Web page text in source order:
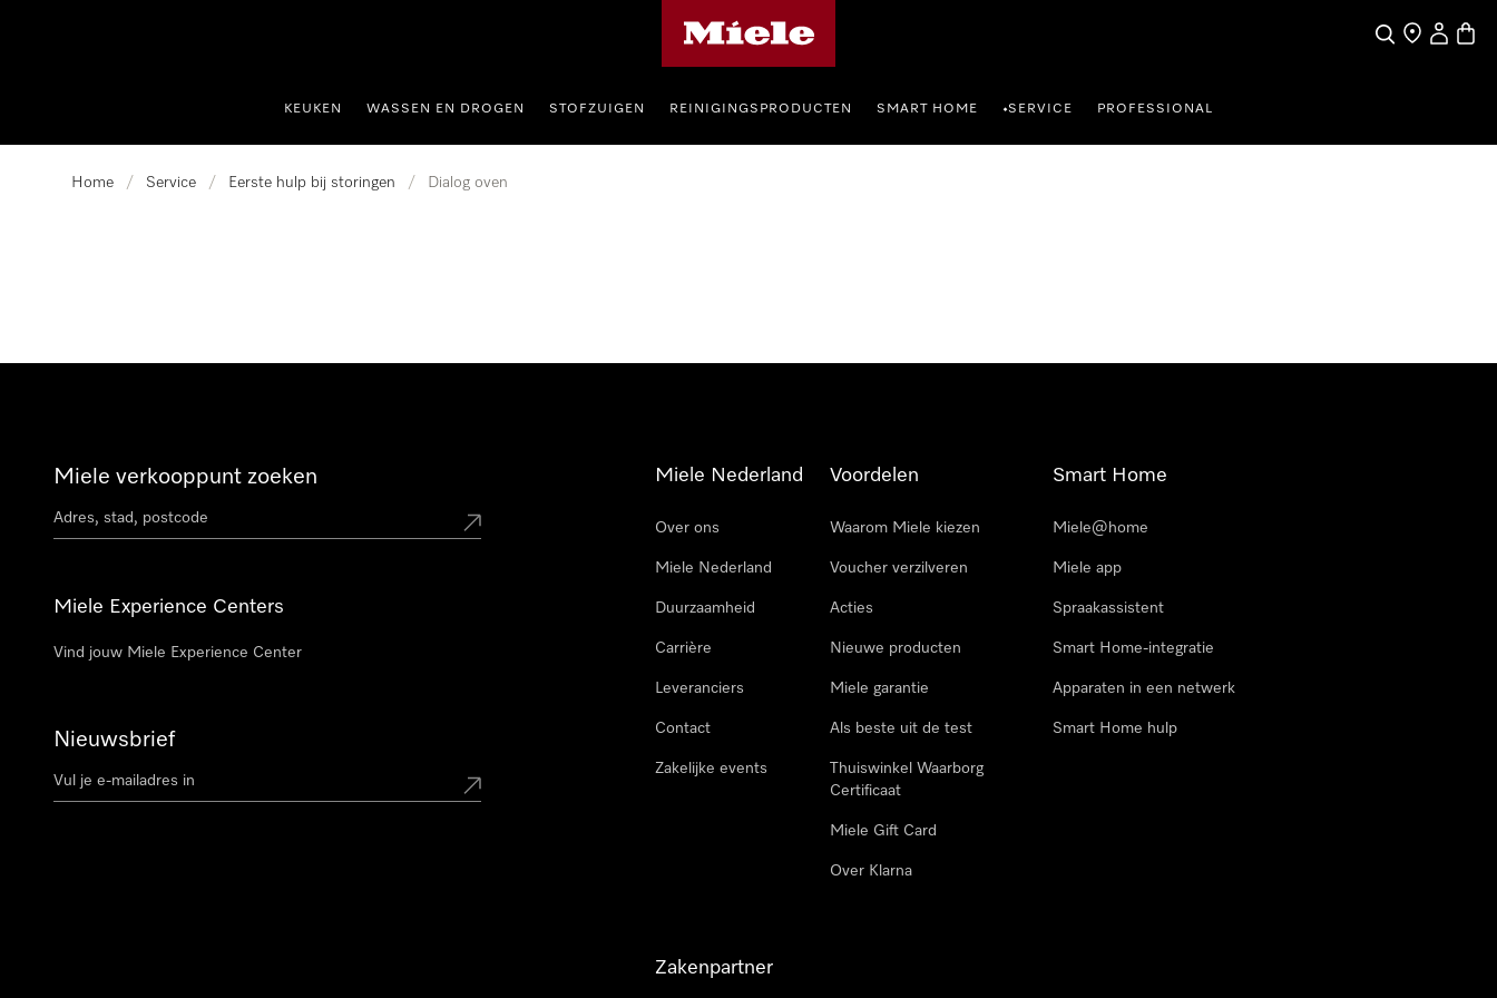
Wat zoek je?
Dealer zoeken
Mijn
KEUKEN WASSEN EN DROGEN STOFZUIGEN REINIGINGSPRODUCTEN SMART HOME •SERVICE PROFESSIONAL
Home / Service / Eerste hulp bij storingen / Dialog oven
Miele verkooppunt zoeken
Miele Experience Centers
Vind jouw Miele Experience Center
Nieuwsbrief
Miele Nederland
Over ons
Miele Nederland
Duurzaamheid
Carrière
Leveranciers
Contact
Zakelijke events
Voordelen
Waarom Miele kiezen
Voucher verzilveren
Acties
Nieuwe producten
Miele garantie
Als beste uit de test
Thuiswinkel Waarborg
Certificaat
Miele Gift Card
Over Klarna
Smart Home
Miele@home
Miele app
Spraakassistent
Smart Home-integratie
Apparaten in een netwerk
Smart Home hulp
Zakenpartner